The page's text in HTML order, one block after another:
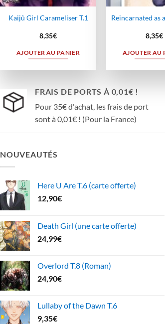
Kaijû Girl Carameliser T.1
8,35€
AJOUTER AU PANIER
Reincarnated as
8,35€
AJOUTER AU
FRAIS DE PORTS À 0,01€ !
Pour 35€ d'achat, les frais de port
sont à 0,01€ ! (Pour la France)
NOUVEAUTÉS
Here U Are T.6 (carte offerte)
12,90€
Death Girl (une carte offerte)
24,99€
Overlord T.8 (Roman)
24,90€
Lullaby of the Dawn T.6
9,35€